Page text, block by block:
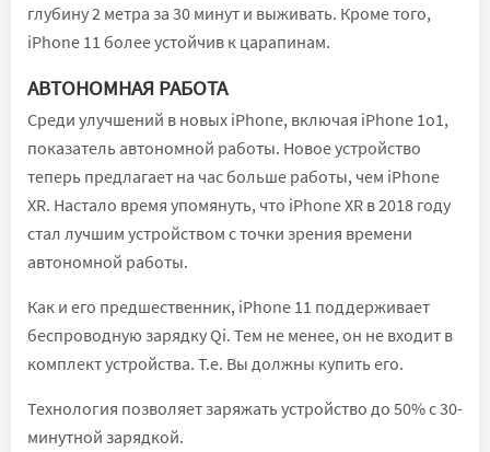
глубину 2 метра за 30 минут и выживать. Кроме того,
iPhone 11 более устойчив к царапинам.
АВТОНОМНАЯ РАБОТА
Среди улучшений в новых iPhone, включая iPhone 1o1,
показатель автономной работы. Новое устройство
теперь предлагает на час больше работы, чем iPhone
XR. Настало время упомянуть, что iPhone XR в 2018 году
стал лучшим устройством с точки зрения времени
автономной работы.
Как и его предшественник, iPhone 11 поддерживает
беспроводную зарядку Qi. Тем не менее, он не входит в
комплект устройства. Т.е. Вы должны купить его.
Технология позволяет заряжать устройство до 50% с 30-
минутной зарядкой.